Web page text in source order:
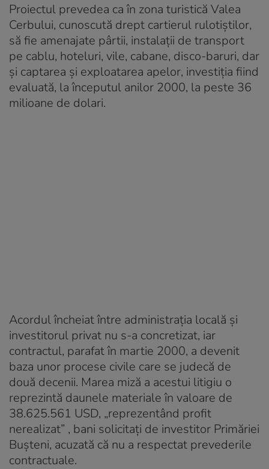
Proiectul prevedea ca în zona turistică Valea
Cerbului, cunoscută drept cartierul rulotiștilor,
să fie amenajate pârtii, instalații de transport
pe cablu, hoteluri, vile, cabane, disco-baruri, dar
și captarea şi exploatarea apelor, investiția fiind
evaluată, la începutul anilor 2000, la peste 36
milioane de dolari.
Acordul încheiat între administrația locală și
investitorul privat nu s-a concretizat, iar
contractul, parafat în martie 2000, a devenit
baza unor procese civile care se judecă de
două decenii. Marea miză a acestui litigiu o
reprezintă daunele materiale în valoare de
38.625.561 USD, „reprezentând profit
nerealizat” , bani solicitați de investitor Primăriei
Bușteni, acuzată că nu a respectat prevederile
contractuale.